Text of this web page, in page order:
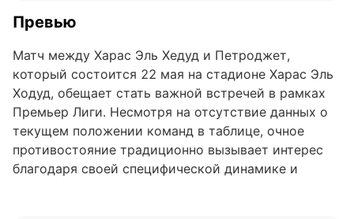
Превью
Матч между Харас Эль Хедуд и Петроджет,
который состоится 22 мая на стадионе Харас Эль
Ходуд, обещает стать важной встречей в рамках
Премьер Лиги. Несмотря на отсутствие данных о
текущем положении команд в таблице, очное
противостояние традиционно вызывает интерес
благодаря своей специфической динамике и